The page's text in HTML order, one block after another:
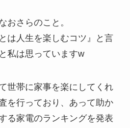
おさらのこと。
は人生を楽しむコツ』と言
私は思っていますw
世帯に家事を楽にしてくれ
を行っており、あって助か
る家電のランキングを発表